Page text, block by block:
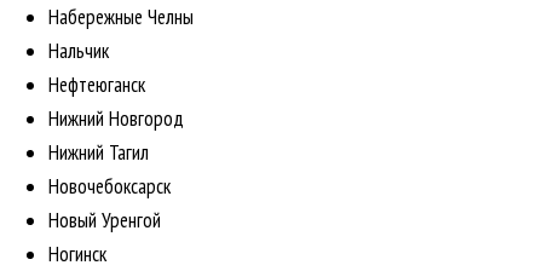
Набережные Челны
Нальчик
Нефтеюганск
Нижний Новгород
Нижний Тагил
Новочебоксарск
Новый Уренгой
Ногинск